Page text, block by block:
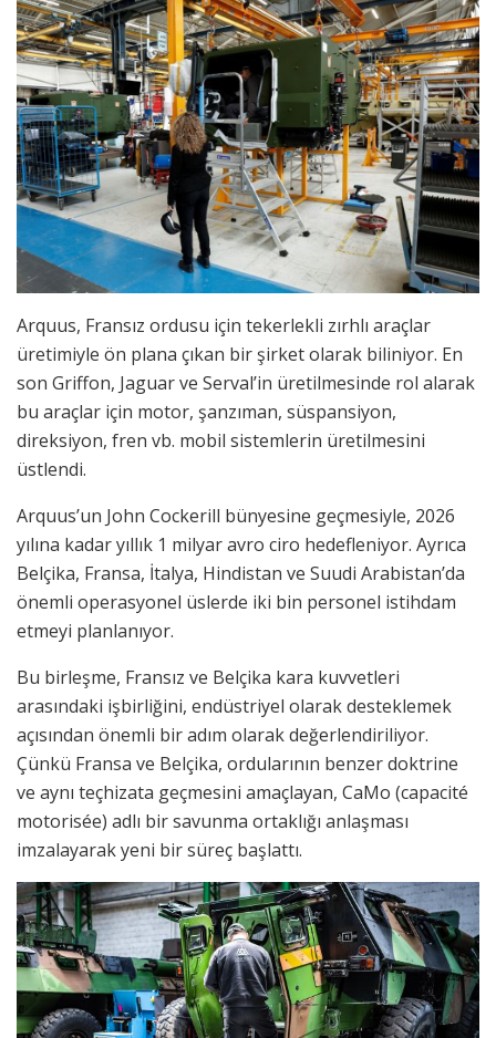
Arquus, Fransız ordusu için tekerlekli zırhlı araçlar
üretimiyle ön plana çıkan bir şirket olarak biliniyor. En
son Griffon, Jaguar ve Serval’in üretilmesinde rol alarak
bu araçlar için motor, şanzıman, süspansiyon,
direksiyon, fren vb. mobil sistemlerin üretilmesini
üstlendi.
Arquus’un John Cockerill bünyesine geçmesiyle, 2026
yılına kadar yıllık 1 milyar avro ciro hedefleniyor. Ayrıca
Belçika, Fransa, İtalya, Hindistan ve Suudi Arabistan’da
önemli operasyonel üslerde iki bin personel istihdam
etmeyi planlanıyor.
Bu birleşme, Fransız ve Belçika kara kuvvetleri
arasındaki işbirliğini, endüstriyel olarak desteklemek
açısından önemli bir adım olarak değerlendiriliyor.
Çünkü Fransa ve Belçika, ordularının benzer doktrine
ve aynı teçhizata geçmesini amaçlayan, CaMo (capacité
motorisée) adlı bir savunma ortaklığı anlaşması
imzalayarak yeni bir süreç başlattı.